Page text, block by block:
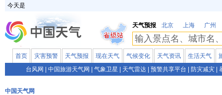
今天是
天气预报 北京 上海 广州
首页 灾害预警 天气预报 现在天气 气候变化 天气资讯 生活天气
台风网
中国旅游天气网 气象卫星 天气雷达 预警共享平台 防灾减灾
中国天气网